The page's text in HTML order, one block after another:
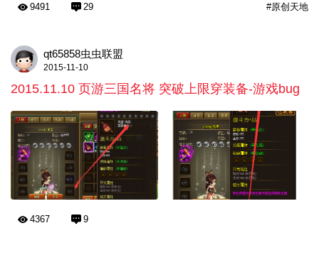
#原创天地
9491 29
qt65858虫虫联盟
2015-11-10
2015.11.10 页游三国名将 突破上限穿装备-游戏bug
4367 9